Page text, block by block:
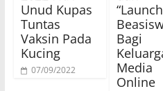
Unud Kupas
Tuntas
Vaksin Pada
Kucing
07/09/2022
Bagi
Media
Online